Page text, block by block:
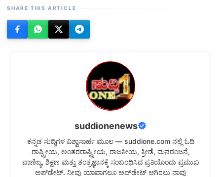
SHARE THIS ARTICLE
suddionenews
ಕನ್ನಡ ಸುದ್ದಿಗಳ ವಿಶ್ವಾಸಾರ್ಹ ಮೂಲ — suddione.com ನಲ್ಲಿ ಓದಿ
ರಾಷ್ಟ್ರೀಯ, ಅಂತರರಾಷ್ಟ್ರೀಯ, ರಾಜಕೀಯ, ಕ್ರೀಡೆ, ಮನರಂಜನೆ,
ವಾಣಿಜ್ಯ, ಶಿಕ್ಷಣ ಮತ್ತು ತಂತ್ರಜ್ಞಾನಕ್ಕೆ ಸಂಬಂಧಿಸಿದ ಪ್ರತಿಯೊಂದು ಪ್ರಮುಖ
ಅಪ್‌ಡೇಟ್. ನೀವು ಯಾವಾಗಲೂ ಅಪ್‌ಡೇಟ್ ಆಗಿರಲು ನಾವು